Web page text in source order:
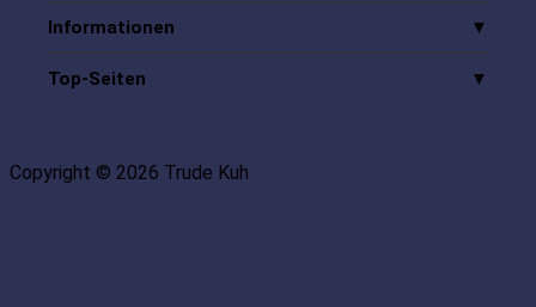
Informationen
Top-Seiten
Copyright © 2026 Trude Kuh